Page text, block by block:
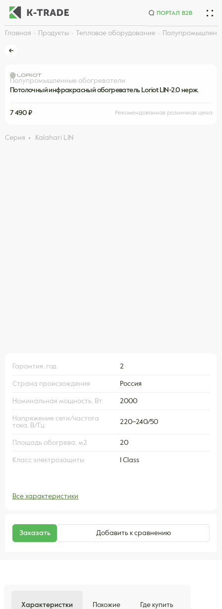
ПОРТАЛ B2B
Главная Продукты Тепловое оборудование
Полупромышленные обогреватели
Потолочный инфракрасный обогреватель Loriot LIN-2.0 нерж.
7 490 ₽ Рекомендованная розничная цена
Серия Kalahari LIN
Гарантия, год 2
Страна происхождения Россия
Номинальная мощность, Вт 2000
Напряжение сети/частота
тока, В/Гц
220–240/50
Площадь обогрева, м2 20
Класс электрозащиты I Class
Все характеристики
Заказать Добавить к сравнению
Характеристки Похожие Где купить